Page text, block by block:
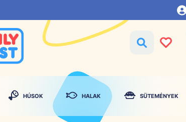
HÚSOK HALAK SÜTEMÉNYEK